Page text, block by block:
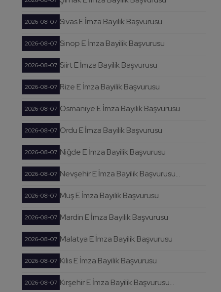
2026-08-07 Sivas E İmza Bayilik Başvurusu
2026-08-07 Sinop E İmza Bayilik Başvurusu
2026-08-07 Siirt E İmza Bayilik Başvurusu
2026-08-07 Rize E İmza Bayilik Başvurusu
2026-08-07 Osmaniye E İmza Bayilik Başvurusu
2026-08-07 Ordu E İmza Bayilik Başvurusu
2026-08-07 Niğde E İmza Bayilik Başvurusu
2026-08-07 Nevşehir E İmza Bayilik Başvurusu...
2026-08-07 Muş E İmza Bayilik Başvurusu
2026-08-07 Mardin E İmza Bayilik Başvurusu
2026-08-07 Malatya E İmza Bayilik Başvurusu
2026-08-07 Kilis E İmza Bayilik Başvurusu
2026-08-07 Kırşehir E İmza Bayilik Başvurusu...